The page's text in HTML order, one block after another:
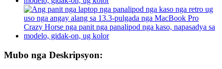
Mubo nga Deskripsyon: